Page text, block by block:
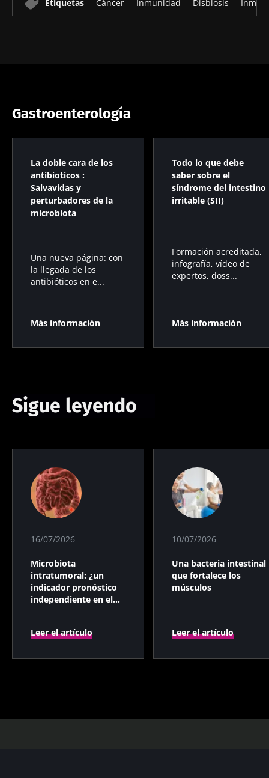
Etiquetas Cáncer Inmunidad Disbiosis
Gastroenterología
La doble cara de los
antibioticos :
Salvavidas y
perturbadores de la
microbiota
Una nueva página: con
la llegada de los
antibióticos en e...
Más información
Todo lo que debe
saber sobre el
síndrome del intestino
irritable (SII)
Formación acreditada,
infografía, vídeo de
expertos, doss...
Más información
Sigue leyendo
16/07/2026
Microbiota
intratumoral: ¿un
indicador pronóstico
independiente en el
Leer el artículo
10/07/2026
Una bacteria intestinal
que fortalece los
músculos
Leer el artículo
Leer el
artículo
Leer el
artículo
Leer el
artículo